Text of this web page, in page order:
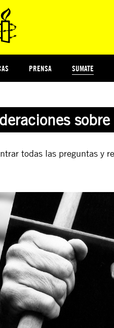
PRENSA SUMATE
todas las preguntas y